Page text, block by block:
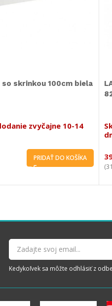
SHOWER SYSTEM
zvyčajne 10-14
PRIDAŤ DO KOŠÍKA
(
Kedykoľvek sa môžte odhlásiť z